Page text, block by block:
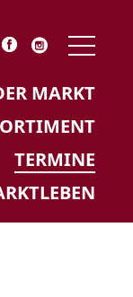
MARKT
TERMINE
*